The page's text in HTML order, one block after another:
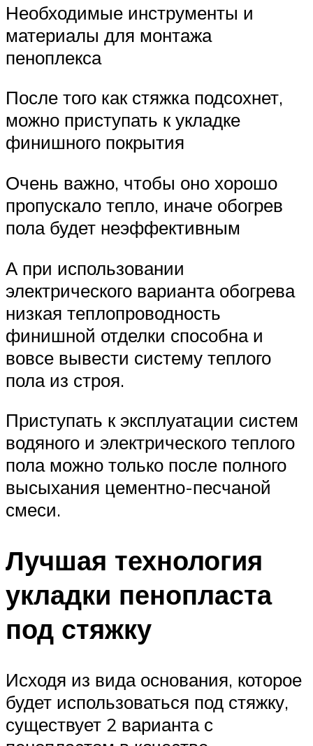
Необходимые инструменты и
материалы для монтажа
пеноплекса
После того как стяжка подсохнет,
можно приступать к укладке
финишного покрытия
Очень важно, чтобы оно хорошо
пропускало тепло, иначе обогрев
пола будет неэффективным
А при использовании
электрического варианта обогрева
низкая теплопроводность
финишной отделки способна и
вовсе вывести систему теплого
пола из строя.
Приступать к эксплуатации систем
водяного и электрического теплого
пола можно только после полного
высыхания цементно-песчаной
смеси.
Лучшая технология
укладки пенопласта
под стяжку
Исходя из вида основания, которое
будет использоваться под стяжку,
существует 2 варианта с